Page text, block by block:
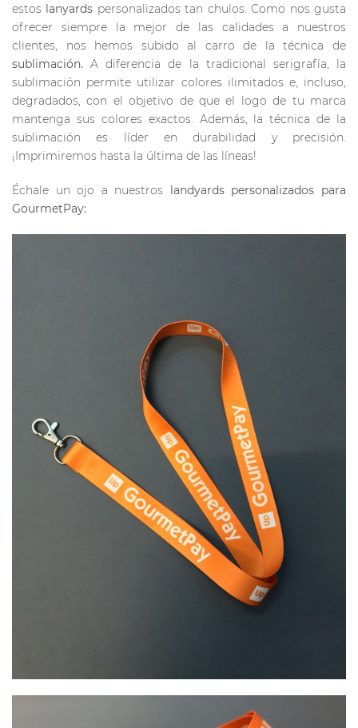
estos lanyards personalizados tan chulos. Como nos gusta
ofrecer siempre la mejor de las calidades a nuestros
clientes, nos hemos subido al carro de la técnica de
sublimación.A diferencia de la tradicional serigrafía, la
sublimación permite utilizar colores ilimitados e, incluso,
degradados, con el objetivo de que el logo de tu marca
mantenga sus colores exactos. Además, la técnica de la
sublimación es líder en durabilidad y precisión.
¡Imprimiremos hasta la última de las líneas!
Échale un ojo a nuestros landyards personalizados para
GourmetPay: